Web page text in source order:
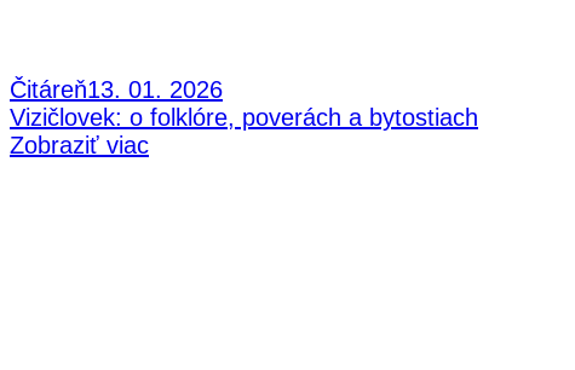
Čitáreň13. 01. 2026
Vizičlovek: o folklóre, poverách a bytostiach
Zobraziť viac